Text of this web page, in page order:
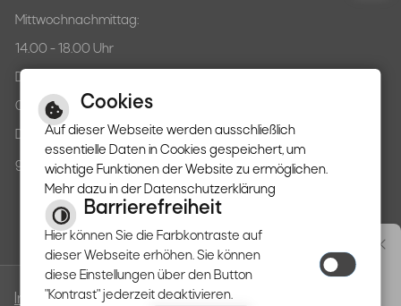
Mittwochnachmittag:
14.00 - 18.00 Uhr
Donnerstag:
07.30 - 12.00 Uhr
Dienstag:
ganztägig geschlossen
Impressum Datenschutzerklärung
Immer auf dem neuesten
Stand
www.lauterstein.de möchte
Cookies
Auf dieser Webseite werden ausschließlich
essentielle Daten in Cookies gespeichert, um
wichtige Funktionen der Website zu ermöglichen.
Mehr dazu in der Datenschutzerklärung
Barrierefreiheit
Hier können Sie die Farbkontraste auf
dieser Webseite erhöhen. Sie können
diese Einstellungen über den Button
"Kontrast" jederzeit deaktivieren.